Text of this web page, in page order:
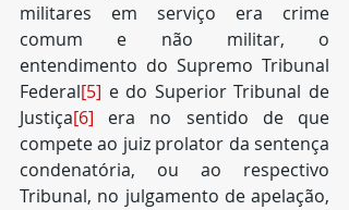
militares em serviço era crime
comum e não militar, o
entendimento do Supremo Tribunal
Federal[5] e do Superior Tribunal de
Justiça[6] era no sentido de que
compete ao juiz prolator da sentença
condenatória, ou ao respectivo
Tribunal, no julgamento de apelação,